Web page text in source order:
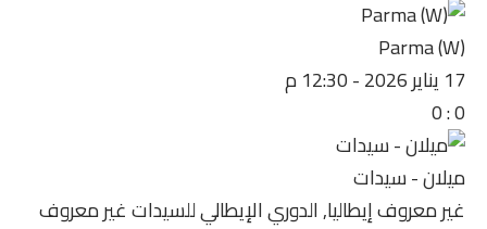
Parma (W)
17 يناير 2026
-12:30 م
0
:
0
ميلان - سيدات
غير معروفإيطاليا, الدوري الإيطالي للسيداتغير معروف